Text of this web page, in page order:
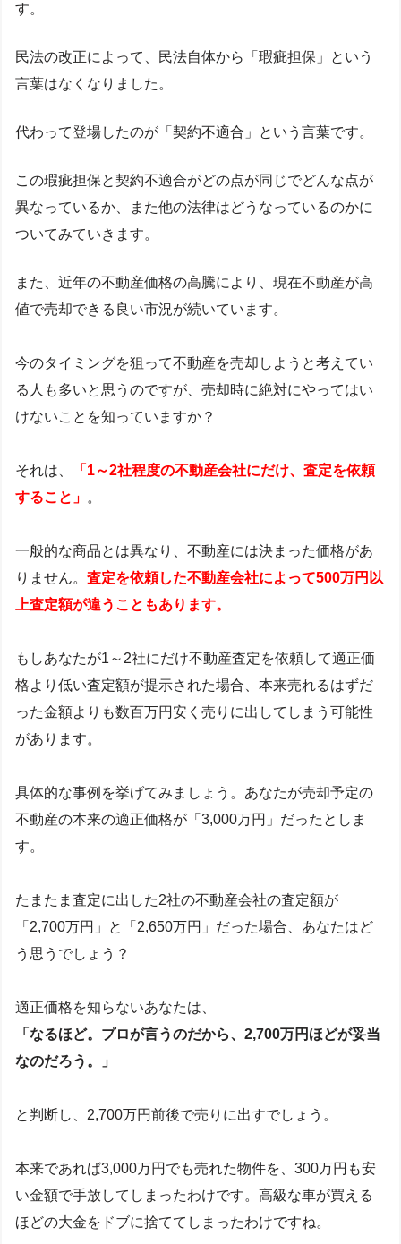
す。
民法の改正によって、民法自体から「瑕疵担保」という
言葉はなくなりました。
代わって登場したのが「契約不適合」という言葉です。
この瑕疵担保と契約不適合がどの点が同じでどんな点が
異なっているか、また他の法律はどうなっているのかに
ついてみていきます。
また、近年の不動産価格の高騰により、現在不動産が高
値で売却できる良い市況が続いています。
今のタイミングを狙って不動産を売却しようと考えてい
る人も多いと思うのですが、売却時に絶対にやってはい
けないことを知っていますか？
それは、
「1～2社程度の不動産会社にだけ、査定を依頼
すること」 。
一般的な商品とは異なり、不動産には決まった価格があ
りません。 査定を依頼した不動産会社によって500万円以
上査定額が違うこともあります。
もしあなたが1～2社にだけ不動産査定を依頼して適正価
格より低い査定額が提示された場合、本来売れるはずだ
った金額よりも数百万円安く売りに出してしまう可能性
があります。
具体的な事例を挙げてみましょう。あなたが売却予定の
不動産の本来の適正価格が「3,000万円」だったとしま
す。
たまたま査定に出した2社の不動産会社の査定額が
「2,700万円」と「2,650万円」だった場合、あなたはど
う思うでしょう？
適正価格を知らないあなたは、
「なるほど。プロが言うのだから、2,700万円ほどが妥当
なのだろう。」
と判断し、2,700万円前後で売りに出すでしょう。
本来であれば3,000万円でも売れた物件を、300万円も安
い金額で手放してしまったわけです。高級な車が買える
ほどの大金をドブに捨ててしまったわけですね。